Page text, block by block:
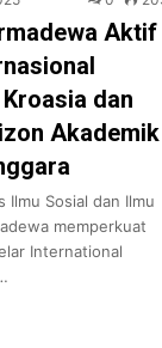
Aktif
dan
Akademik
Ilmu Sosial dan Ilmu
memperkuat
International